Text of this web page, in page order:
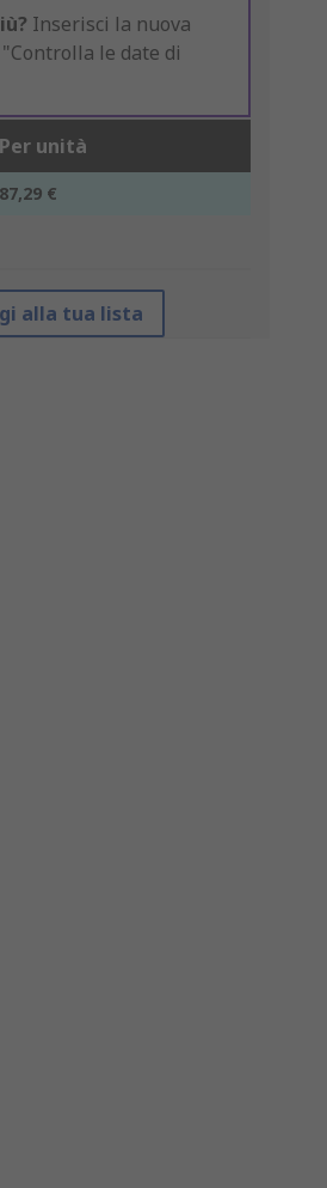
Inserisci la nuova
le date di
Per unità
87,29 €
alla tua lista